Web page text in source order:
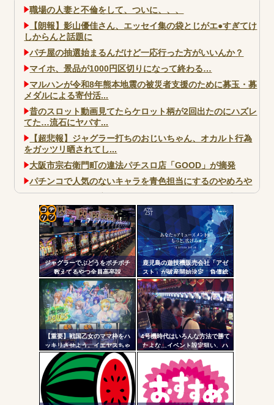
職場の人妻と不倫をして、ついに、、、
【朗報】影山優佳さん、エッセイ集の袋とじがエ●すぎてけ
しからんと話題に
パチ屋の抽選始まるんだけど一応行った方がいいんか？
マイホ、景品が1000円区切りになって終わる…
マルハンが令和8年熊本地震の被災者支援のために募玉・募
メダルによる寄付活...
昔のスロット動画見てたらケロット柄が2回出たのにハズレ
てた…流石にヤバす...
【超悲報】ジャグラー打ちのおじいちゃん、オカルト行為
をガッツリ晒されてし...
大阪市宗右衛門町の違法パチスロ店「GOOD」が摘発
パチンコで人気のないキャラを青色担当にするのやめろや
「今までありがとう」と...
無職のパチンコカス(22)なんやが、ワイの人生どれくらい
ヤバいか教えて？...
AngelBeats!とかいうクソアニメの思い出ｗｗｗ
Powered by livedoor 相互RSS
ジャグラーでぶどうをポチポチ
数えてるやつ全員高卒説
鹿児島の遊技機販売会社「アゼ
スト」が破産開始決定 負債総
額は約3500万円
【重要】戦国乙女のママ枠をハ
ッキリさせよう。イエヤスちゃ
んやヒデヨシちゃんはママなの
か。ノブ様はママではないのか
を
4号機時代はいろんな方法で勝て
たよな…イベント設定狙い、ハ
イエナ、超技術介入機、新装狙
い…
コテ
リン
- 固
定リ
ンク
自動
更新
ツー
ル